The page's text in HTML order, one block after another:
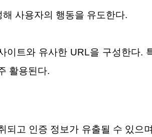
사용자의 행동을 유도한다.
이트와 유사한 URL을 구성한다.
활용된다.
되고 인증 정보가 유출될 수 있으